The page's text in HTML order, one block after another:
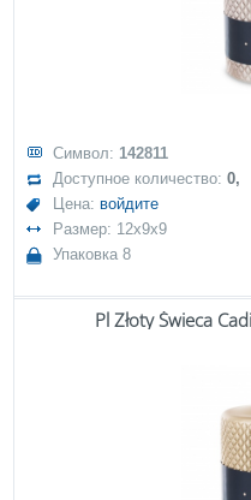
Символ: 142811
Доступное количество:0,
Цена: войдите
Размер: 12x9x9
Упаковка 8
Pl Złoty Świeca